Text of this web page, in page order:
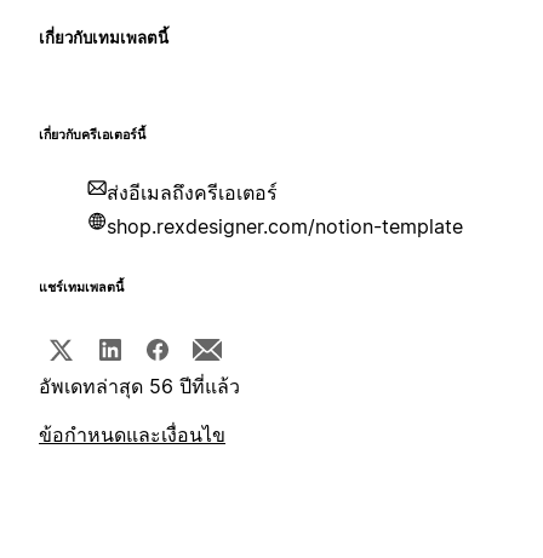
เกี่ยวกับเทมเพลตนี้
เกี่ยวกับครีเอเตอร์นี้
ส่งอีเมลถึงครีเอเตอร์
shop.rexdesigner.com/notion-template
แชร์เทมเพลตนี้
อัพเดทล่าสุด 56 ปีที่แล้ว
ข้อกำหนดและเงื่อนไข